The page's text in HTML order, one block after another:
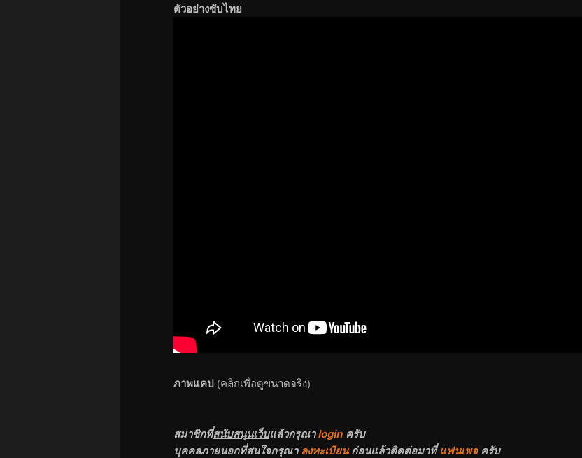
ตัวอย่างซับไทย
ภาพแคป (คลิกเพื่อดูขนาดจริง)
สมาชิกที่สนับสนุนเว็บแล้วกรุณาlogin ครับ
บุคคลภายนอกที่สนใจกรุณา ลงทะเบียนก่อนแล้วติดต่อมาที่แฟนเพจครับ